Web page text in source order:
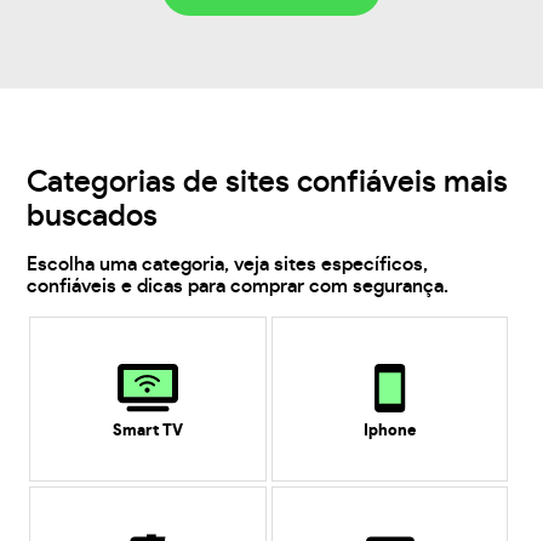
Categorias de sites confiáveis mais
buscados
Escolha uma categoria, veja sites específicos,
confiáveis e dicas para comprar com segurança.
Smart TV Iphone